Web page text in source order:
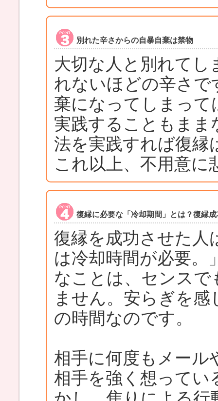
別れた辛さからの自暴自棄は禁物
大切な人と別れて
れないほどの辛さで
棄になってしまって
実践することもまま
法を実践すれば復縁
これ以上、不用意
復縁に必要な「冷却期間」とは？復縁
復縁を成功させた人
は冷却時間が必要。
なことは、センス
ません。安らぎを
の時間なのです。
相手に何度もメール
相手を強く想ってい